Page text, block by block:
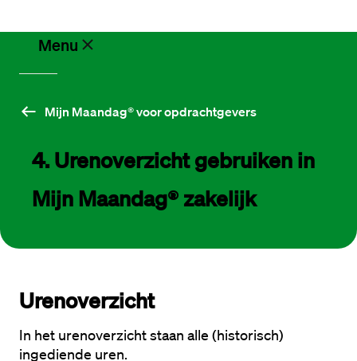
Menu
Werken
bij
Maandag®
Hulp
en
Mijn Maandag® voor opdrachtgevers
4. Urenoverzicht gebruiken in
Mijn Maandag® zakelijk
Urenoverzicht
In het urenoverzicht staan alle (historisch)
ingediende uren.